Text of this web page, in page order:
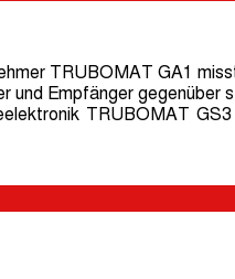
TRUBOMAT GA1
und Empfänger gegenüber
TRUBOMAT